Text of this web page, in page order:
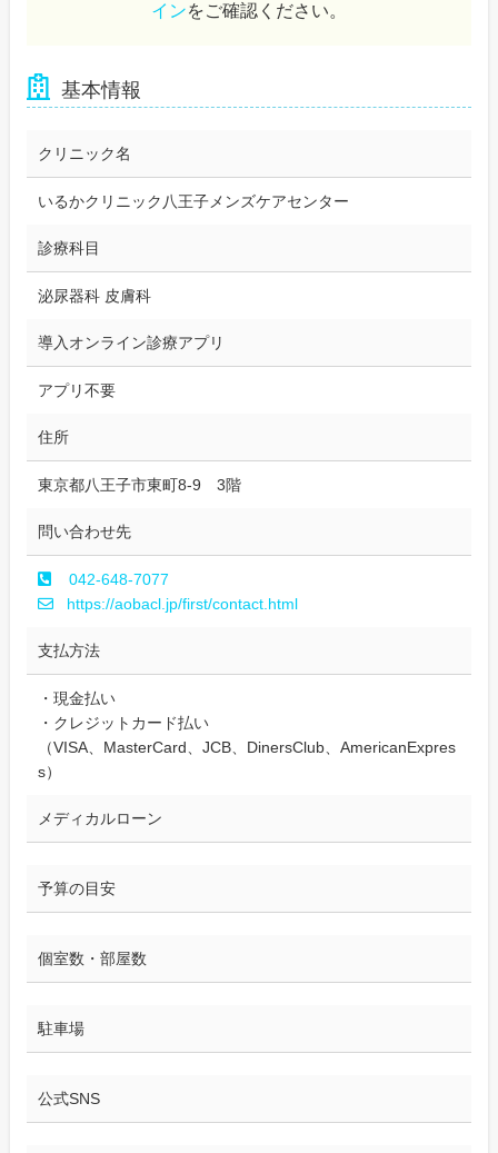
インをご確認ください。
基本情報
クリニック名
いるかクリニック八王子メンズケアセンター
診療科目
泌尿器科 皮膚科
導入オンライン診療アプリ
アプリ不要
住所
東京都八王子市東町8-9 3階
問い合わせ先
042-648-7077
https://aobacl.jp/first/contact.html
支払方法
・現金払い
・クレジットカード払い
（VISA、MasterCard、JCB、DinersClub、AmericanExpres
s）
メディカルローン
予算の目安
個室数・部屋数
駐車場
公式SNS